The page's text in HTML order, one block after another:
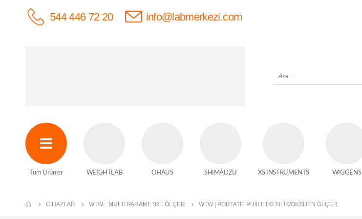
info@labmerkezi.com
544 446 72 20
Tüm Ürünler WEİGHTLAB OHAUS SHIMADZU XS INSTRUMENTS WIGGENS
CIHAZLAR WTW MULTI PARAMETRE ÖLÇER WTW | PORTATIF PH/İLETKENLIK/OKSIJEN ÖLÇER